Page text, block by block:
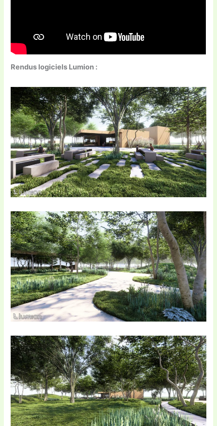
Rendus logiciels Lumion :